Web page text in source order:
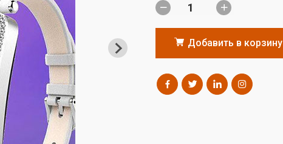
Добавить в корзину